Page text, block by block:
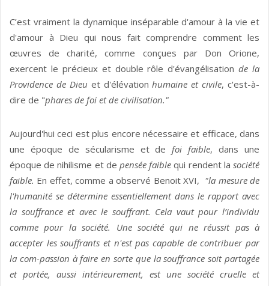
C’est vraiment la dynamique inséparable d'amour à la vie et
d'amour à Dieu qui nous fait comprendre comment les
œuvres de charité, comme conçues par Don Orione,
exercent le précieux et double rôle d'évangélisationde la
Providence de Dieu et d'élévationhumaine et civile, c'est-à-
dire de "phares de foi et de civilisation."
Aujourd'hui ceci est plus encore nécessaire et efficace, dans
une époque de sécularisme et de foi faible, dans une
époque de nihilisme et de pensée faiblequi rendent lasociété
faible. En effet, comme a observé Benoit XVI, "la mesure de
l'humanité se détermine essentiellement dans le rapport avec
la souffrance et avec le souffrant. Cela vaut pour l’individu
comme pour la société.
Une société qui ne réussit pas à
accepter les souffrants et n'est pas capable de contribuer par
la com-passion à faire en sorte que la souffrance soit partagée
et portée, aussi intérieurement, est une société cruelle et